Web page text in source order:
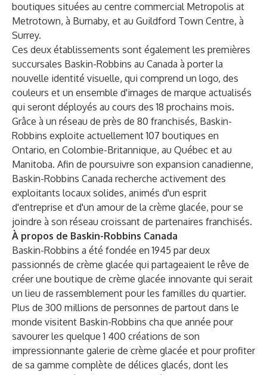
boutiques situées au centre commercial Metropolis at
Metrotown, à Burnaby, et au Guildford Town Centre, à
Surrey.
Ces deux établissements sont également les premières
succursales Baskin-Robbins au Canada à porter la
nouvelle identité visuelle, qui comprend un logo, des
couleurs et un ensemble d'images de marque actualisés
qui seront déployés au cours des 18 prochains mois.
Grâce à un réseau de près de 80 franchisés, Baskin-
Robbins exploite actuellement 107 boutiques en
Ontario, en Colombie-Britannique, au Québec et au
Manitoba. Afin de poursuivre son expansion canadienne,
Baskin-Robbins Canada recherche activement des
exploitants locaux solides, animés d'un esprit
d'entreprise et d'un amour de la crème glacée, pour se
joindre à son réseau croissant de partenaires franchisés.
À propos de Baskin-Robbins Canada
Baskin-Robbins a été fondée en 1945 par deux
passionnés de crème glacée qui partageaient le rêve de
créer une boutique de crème glacée innovante qui serait
un lieu de rassemblement pour les familles du quartier.
Plus de 300 millions de personnes de partout dans le
monde visitent Baskin-Robbins cha que année pour
savourer les quelque 1 400 créations de son
impressionnante galerie de crème glacée et pour profiter
de sa gamme complète de délices glacés, dont les